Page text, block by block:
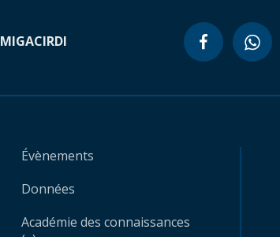
MIGACIRDI
Évènements
Données
Académie des connaissances